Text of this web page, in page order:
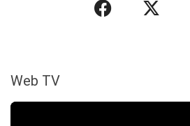
Web TV